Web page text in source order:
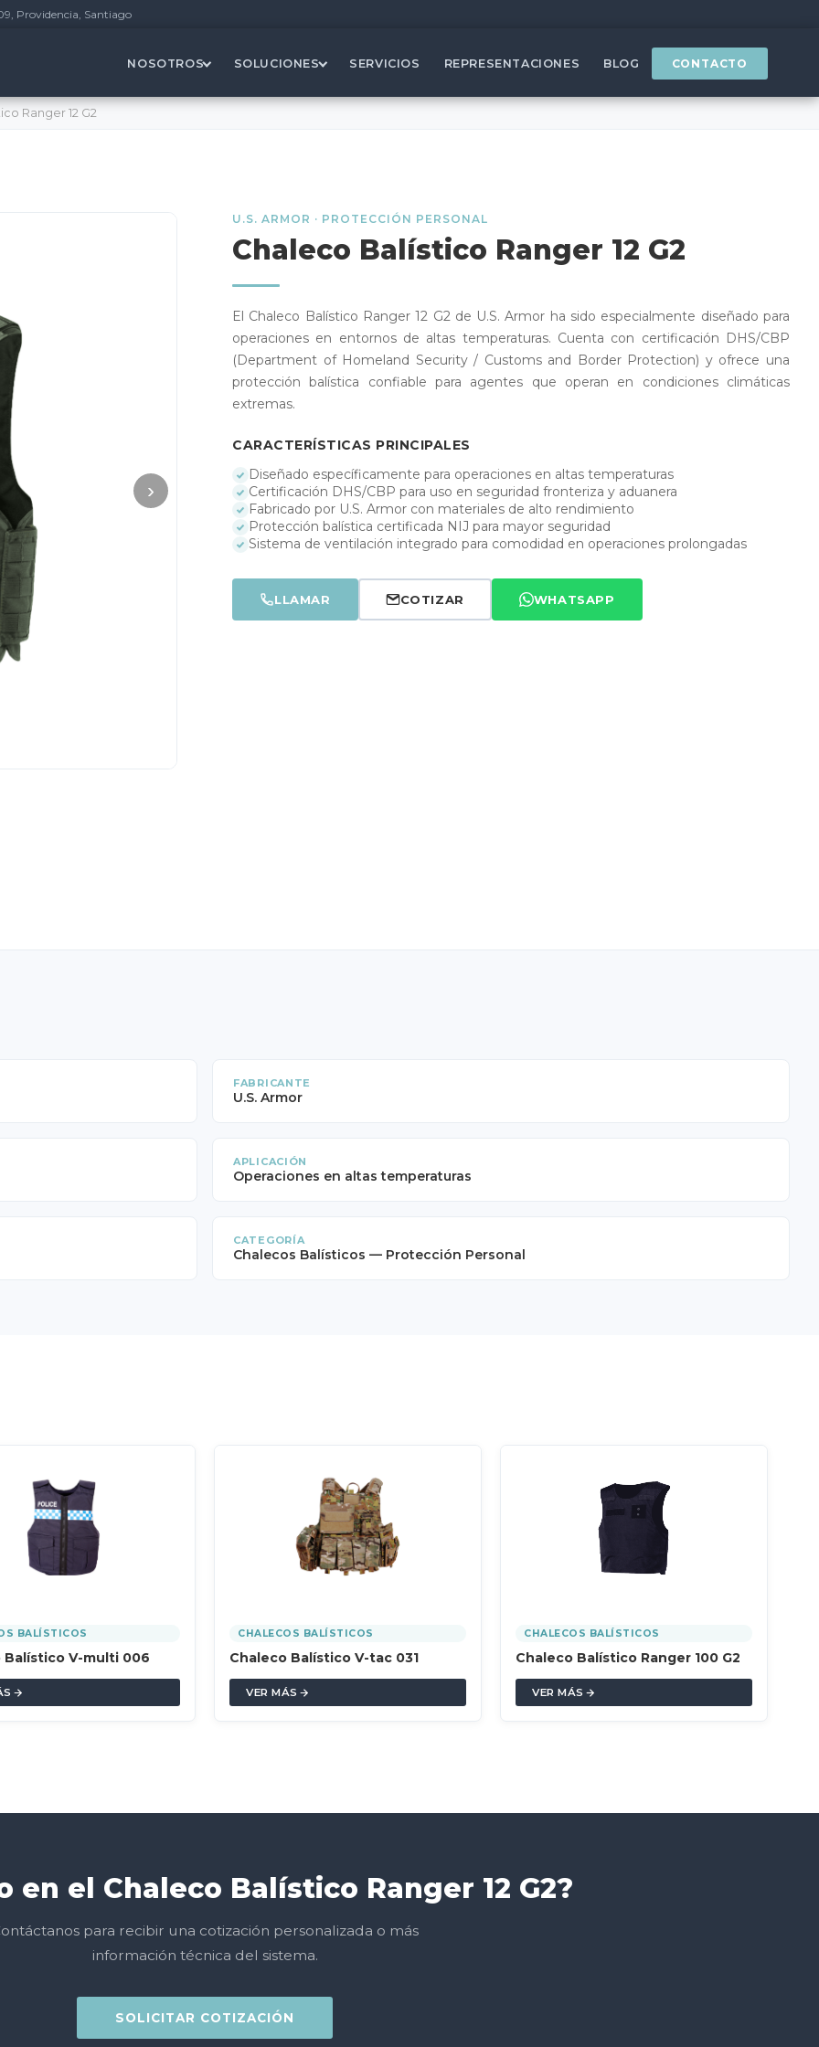
Providencia, Santiago
NOSOTROS SOLUCIONES SERVICIOS REPRESENTACIONES BLOG CONTACTO
Ranger 12 G2
›
U.S. ARMOR · PROTECCIÓN PERSONAL
Chaleco Balístico Ranger 12 G2
El Chaleco Balístico Ranger 12 G2 de U.S. Armor ha sido especialmente diseñado para
operaciones en entornos de altas temperaturas. Cuenta con certificación DHS/CBP
(Department of Homeland Security / Customs and Border Protection) y ofrece una
protección balística confiable para agentes que operan en condiciones climáticas
extremas.
CARACTERÍSTICAS PRINCIPALES
Diseñado específicamente para operaciones en altas temperaturas
Certificación DHS/CBP para uso en seguridad fronteriza y aduanera
Fabricado por U.S. Armor con materiales de alto rendimiento
Protección balística certificada NIJ para mayor seguridad
Sistema de ventilación integrado para comodidad en operaciones prolongadas
LLAMAR COTIZAR WHATSAPP
FABRICANTE
U.S. Armor
APLICACIÓN
Operaciones en altas temperaturas
CATEGORÍA
Chalecos Balísticos — Protección Personal
BALÍSTICOS
Balístico V-multi 006
CHALECOS BALÍSTICOS
Chaleco Balístico V-tac 031
VER MÁS
CHALECOS BALÍSTICOS
Chaleco Balístico Ranger 100 G2
VER MÁS
en el Chaleco Balístico Ranger 12 G2?
para recibir una cotización personalizada o más
información técnica del sistema.
SOLICITAR COTIZACIÓN